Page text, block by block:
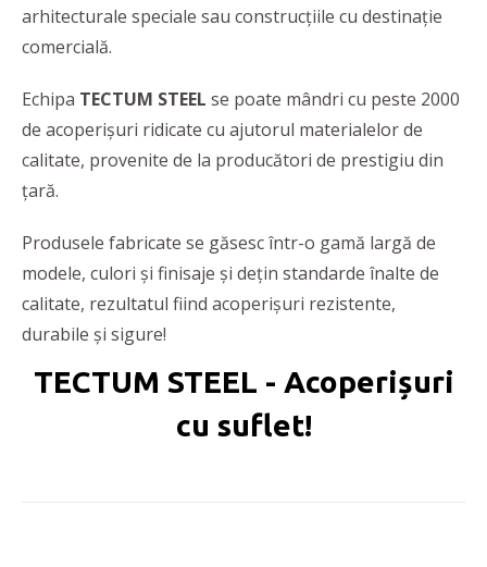
arhitecturale speciale sau construcțiile cu destinație
comercială.
Echipa TECTUM STEEL se poate mândri cu peste 2000
de acoperișuri ridicate cu ajutorul materialelor de
calitate, provenite de la producători de prestigiu din
țară.
Produsele fabricate se găsesc într-o gamă largă de
modele, culori și finisaje și dețin standarde înalte de
calitate, rezultatul fiind acoperișuri rezistente,
durabile și sigure!
TECTUM STEEL - Acoperișuri
cu suflet!